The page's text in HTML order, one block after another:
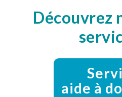
Découvrez
aide à